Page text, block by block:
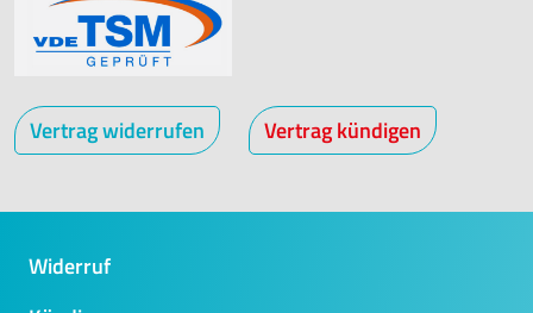
Vertrag widerrufen Vertrag kündigen
Widerruf